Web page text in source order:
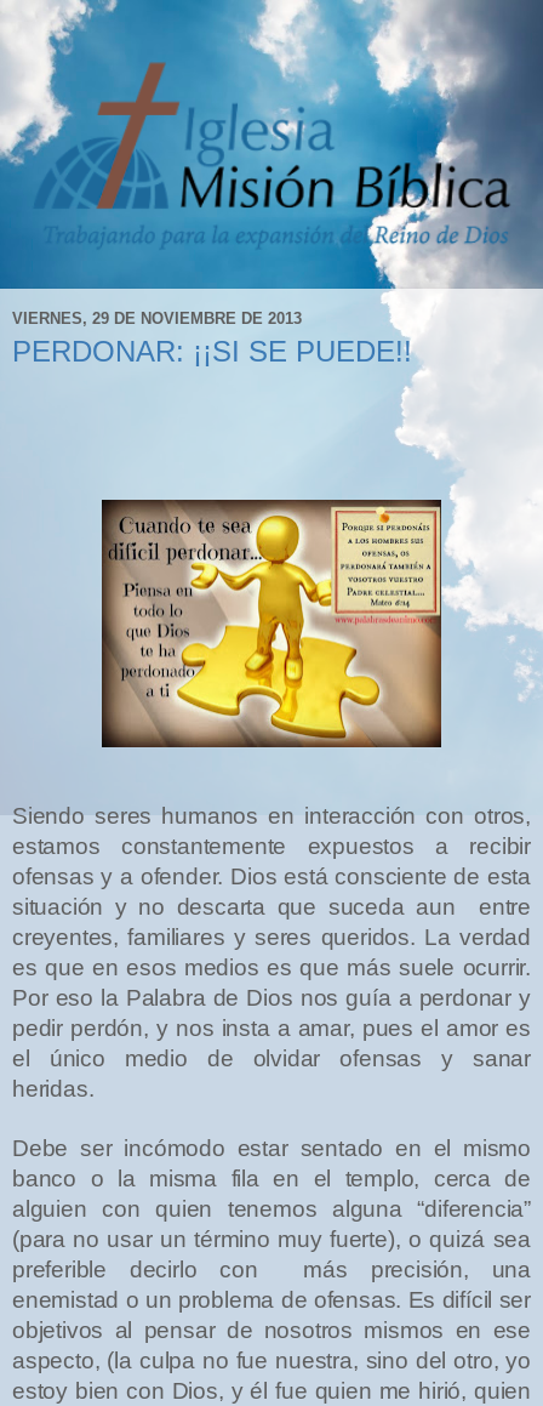
VIERNES, 29 DE NOVIEMBRE DE 2013
PERDONAR: ¡¡SI SE PUEDE!!
Siendo seres humanos en interacción con otros,
estamos constantemente expuestos a recibir
ofensas y a ofender. Dios está consciente de esta
situación y no descarta que suceda aun
entre
creyentes, familiares y seres queridos. La verdad
es que en esos medios es que más suele ocurrir.
Por eso la Palabra de Dios nos guía a perdonar y
pedir perdón, y nos insta a amar, pues el amor es
el único medio de olvidar ofensas y sanar
heridas.
Debeser incómodo estar sentado en el mismo
banco o la misma fila en el templo, cerca de
alguien con quien tenemos alguna “diferencia”
(para no usar un término muy fuerte), o quizá sea
preferible decirlo con
más precisión, una
enemistad o un problema de ofensas. Es difícil ser
objetivos al pensar de nosotros mismos en ese
aspecto, (la culpa no fue nuestra, sino del otro, yo
estoy bien con Dios, y él fue quien me hirió, quien